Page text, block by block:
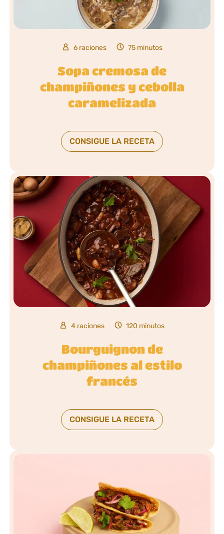
6 raciones 75 minutos
Sopa cremosa de
champiñones y cebolla
caramelizada
CONSIGUE LA RECETA
4 raciones 120 minutos
Bourguignon de
champiñones al estilo
francés
CONSIGUE LA RECETA